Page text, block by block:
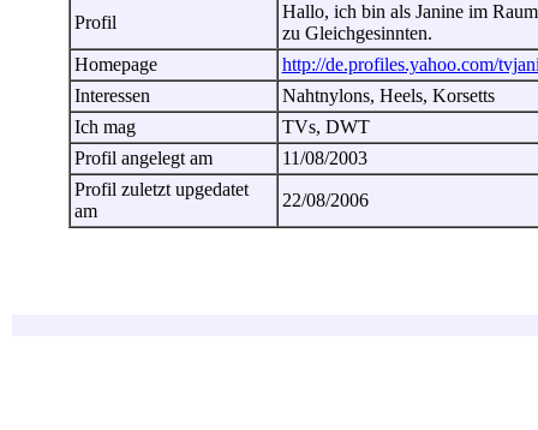
Profil
Hallo, ich bin als Janine im
zu Gleichgesinnten.
Homepage
http://de.profiles.yahoo.com/
Interessen
Nahtnylons, Heels, Korsetts
Ich mag
TVs, DWT
Profil angelegt am
11/08/2003
Profil zuletzt upgedatet
am
22/08/2006